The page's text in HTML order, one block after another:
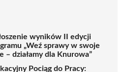
wyników II edycji
„Weź sprawy w swoje
– działamy dla Knurowa”
Pociąg do Pracy: